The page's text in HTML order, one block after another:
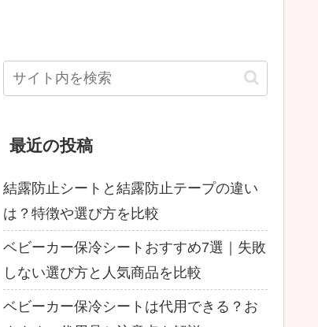
最近の投稿
結露防止シートと結露防止テープの違い
は？特徴や選び方を比較
ベビーカー保冷シートおすすめ7選｜失敗
しない選び方と人気商品を比較
ベビーカー保冷シートは代用できる？お